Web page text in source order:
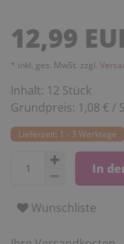
12,99
* inkl. ges. MwSt. zzgl.
Inhalt: 12 Stück
Grundpreis: 1,08 € /
Lieferzeit: 1 - 3 Werktage
In
Wunschliste